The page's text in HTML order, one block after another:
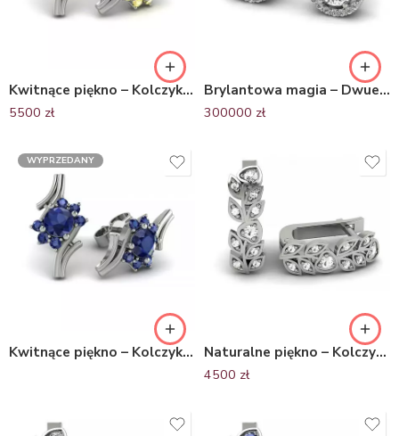
Kwitnące piękno – Kolczyki z białego złota z cytrynem
5500 zł
Brylantowa magia – Dwuelementowe kolczyki z białego złota z brylantami
300000 zł
WYPRZEDANY
Kwitnące piękno – Kolczyki z białego złota z szafirami, Diamond Sky
Naturalne piękno – Kolczyki z białego złota z szafirami
4500 zł